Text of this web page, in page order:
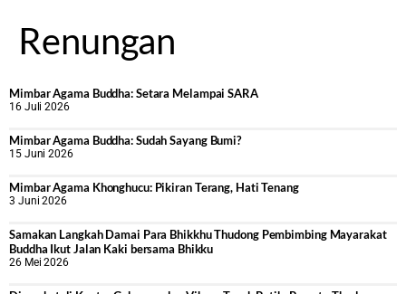
Renungan
Mimbar Agama Buddha: Setara Melampai SARA
16 Juli 2026
Mimbar Agama Buddha: Sudah Sayang Bumi?
15 Juni 2026
Mimbar Agama Khonghucu: Pikiran Terang, Hati Tenang
3 Juni 2026
Samakan Langkah Damai Para Bhikkhu Thudong Pembimbing Mayarakat
Buddha Ikut Jalan Kaki bersama Bhikku
26 Mei 2026